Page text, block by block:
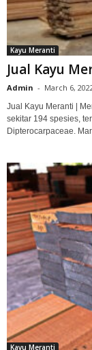
Kayu Meranti
Jual Kayu
Admin - March 6,
Jual Kayu Meranti |
sekitar 194 spesies,
Dipterocarpaceae.
Kayu Meranti